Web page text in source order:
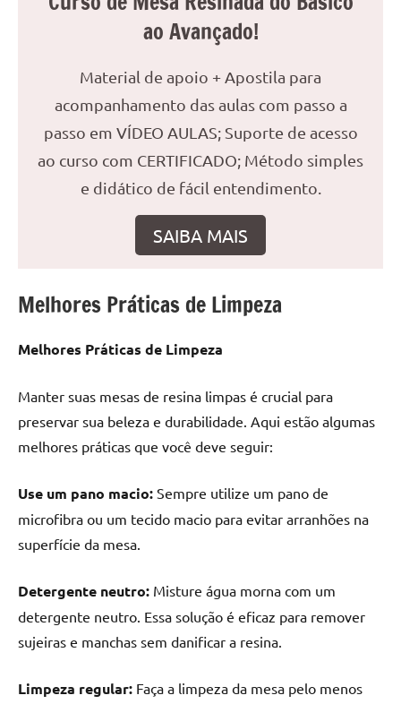
o
seu
ambiente
com
únicas.
Nosso
é
em
apresentar
as
práticas
ao Avançado!
Material de apoio + Apostila para
acompanhamento das aulas com passo a
passo em VÍDEO AULAS; Suporte de acesso
ao curso com CERTIFICADO; Método simples
e didático de fácil entendimento.
SAIBA MAIS
Melhores Práticas de Limpeza
Melhores Práticas de Limpeza
Manter suas mesas de resina limpas é crucial para
preservar sua beleza e durabilidade. Aqui estão algumas
melhores práticas que você deve seguir:
Use um pano macio: Sempre utilize um pano de
microfibra ou um tecido macio para evitar arranhões na
superfície da mesa.
Detergente neutro: Misture água morna com um
detergente neutro. Essa solução é eficaz para remover
sujeiras e manchas sem danificar a resina.
Limpeza regular: Faça a limpeza da mesa pelo menos